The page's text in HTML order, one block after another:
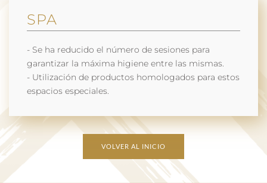
SPA
- Se ha reducido el número de sesiones para
garantizar la máxima higiene entre las mismas.
- Utilización de productos homologados para estos
espacios especiales.
VOLVER AL INICIO